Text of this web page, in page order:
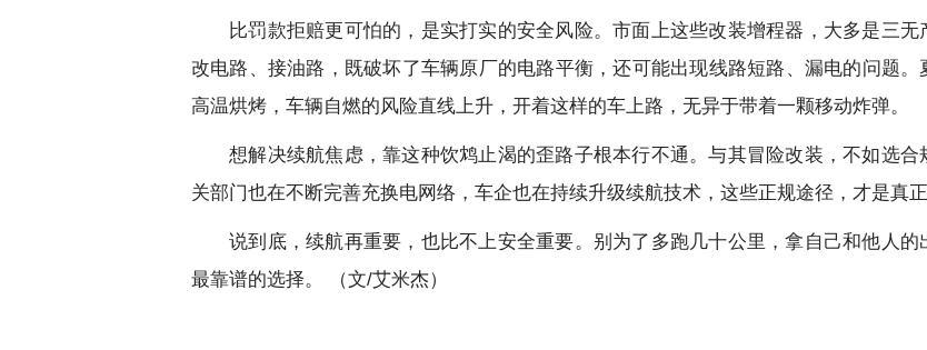
比罚款拒赔更可怕的，是实打实的安全风险。市面上这些改装增程器，大多是三
改电路、接油路，既破坏了车辆原厂的电路平衡，还可能出现线路短路、漏电的问题
高温烘烤，车辆自燃的风险直线上升，开着这样的车上路，无异于带着一颗移动炸弹。
想解决续航焦虑，靠这种饮鸩止渴的歪路子根本行不通。与其冒险改装，不如选
关部门也在不断完善充换电网络，车企也在持续升级续航技术，这些正规途径，才是真
说到底，续航再重要，也比不上安全重要。别为了多跑几十公里，拿自己和他人
最靠谱的选择。 （文/艾米杰）